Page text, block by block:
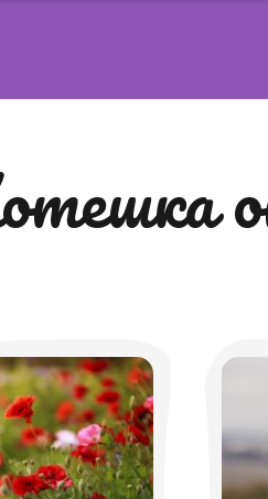
котешка